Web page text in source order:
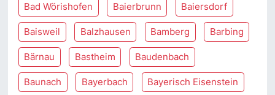
Bad Wörishofen Baierbrunn Baiersdorf
Baisweil Balzhausen Bamberg Barbing
Bärnau Bastheim Baudenbach
Baunach Bayerbach Bayerisch Eisenstein